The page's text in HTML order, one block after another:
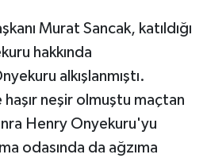
Murat Sancak, katıldığı
hakkında
alkışlanmıştı.
neşir olmuştu maçtan
Henry Onyekuru'yu
odasında da ağzıma